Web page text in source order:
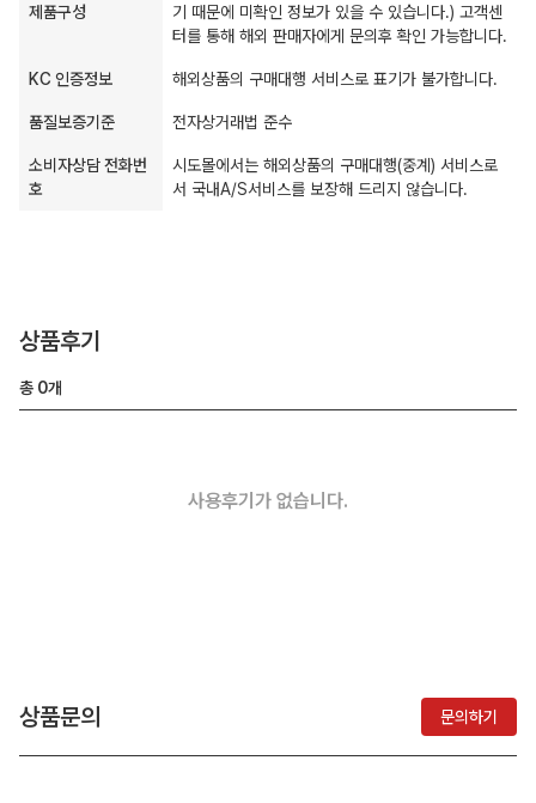
제품구성
기 때문에 미확인 정보가 있을 수 있습니다.) 고객센
터를 통해 해외 판매자에게 문의후 확인 가능합니다.
KC 인증정보 해외상품의 구매대행 서비스로 표기가 불가합니다.
품질보증기준 전자상거래법 준수
소비자상담 전화번
호
시도몰에서는 해외상품의 구매대행(중계) 서비스로
서 국내A/S서비스를 보장해 드리지 않습니다.
상품후기
총 0개
사용후기가 없습니다.
상품문의 문의하기